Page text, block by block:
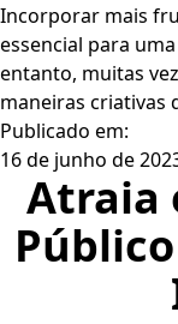
Incorporar mais
essencial para
entanto, muitas
maneiras criativas
Publicado em:
16 de junho de
Atraia